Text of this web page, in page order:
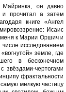
Майринка, он давно
прочитал а затем
книге «Ангел
Исаис
к Марии Оршич и
исследованием
земле, где
в бесконечном
звёздами-чертогами
фрактальности
мелкую частицу